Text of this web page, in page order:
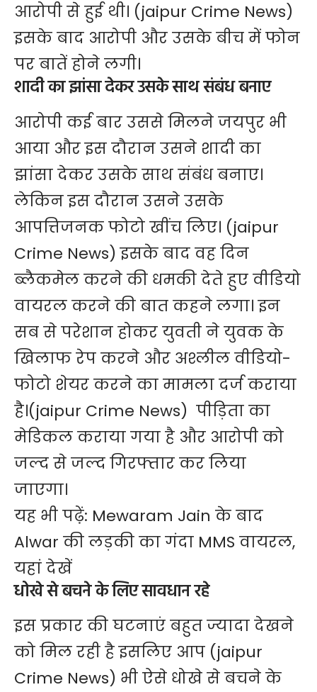
आरोपी से हुई थी। (jaipur Crime News)
इसके बाद आरोपी और उसके बीच में फोन
पर बातें होने लगी।
शादी का झांसा देकर उसके साथ संबंध बनाए
आरोपी कई बार उससे मिलने जयपुर भी
आया और इस दौरान उसने शादी का
झांसा देकर उसके साथ संबंध बनाए।
लेकिन इस दौरान उसने उसके
आपत्तिजनक फोटो खींच लिए। (jaipur
Crime News) इसके बाद वह दिन
ब्लैकमेल करने की धमकी देते हुए वीडियो
वायरल करने की बात कहने लगा। इन
सब से परेशान होकर युवती ने युवक के
खिलाफ रेप करने और अश्लील वीडियो-
फोटो शेयर करने का मामला दर्ज कराया
है।(jaipur Crime News) पीड़िता का
मेडिकल कराया गया है और आरोपी को
जल्द से जल्द गिरफ्तार कर लिया
जाएगा।
यह भी पढ़ें: Mewaram Jain के बाद
Alwar की लड़की का गंदा MMS वायरल,
यहां देखें
धोखे से बचने के लिए सावधान रहे
इस प्रकार की घटनाएं बहुत ज्यादा देखने
को मिल रही है इसलिए आप (jaipur
Crime News) भी ऐसे धोखे से बचने के